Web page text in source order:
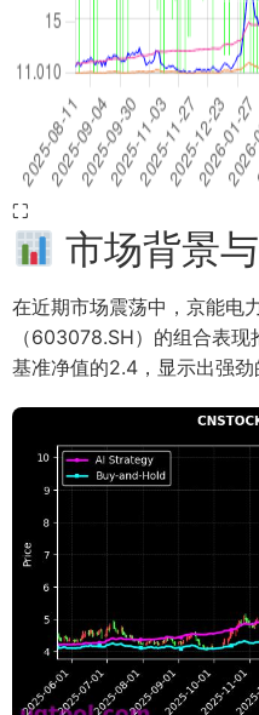
⛶
市场背景
在近期市场震荡中，京能电
（603078.SH）的组合表
基准净值的2.4，显示出强劲